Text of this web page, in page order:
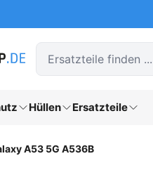
Hüllen Ersatzteile
A53 5G A536B